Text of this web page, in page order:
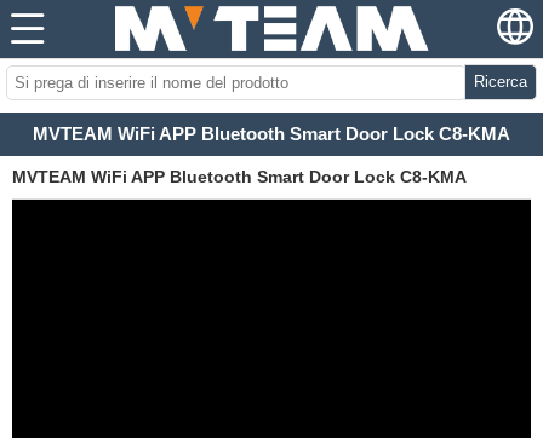
Ricerca
MVTEAM WiFi APP Bluetooth Smart Door Lock C8-KMA
MVTEAM WiFi APP Bluetooth Smart Door Lock C8-KMA